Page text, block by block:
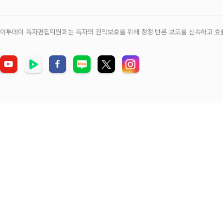
이투데이 독자편집위원회는 독자의 권익보호를 위해 정정‧반론 보도를 신속하고